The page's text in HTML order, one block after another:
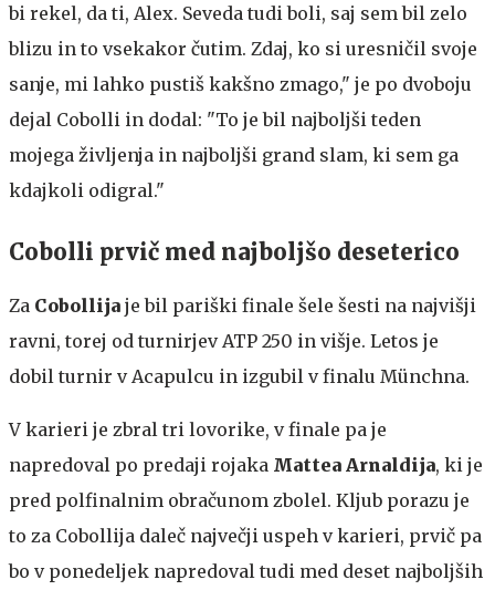
bi rekel, da ti, Alex. Seveda tudi boli, saj sem bil zelo
blizu in to vsekakor čutim. Zdaj, ko si uresničil svoje
sanje, mi lahko pustiš kakšno zmago," je po dvoboju
dejal Cobolli in dodal: "To je bil najboljši teden
mojega življenja in najboljši grand slam, ki sem ga
kdajkoli odigral."
Cobolli prvič med najboljšo deseterico
Za Cobollija je bil pariški finale šele šesti na najvišji
ravni, torej od turnirjev ATP 250 in višje. Letos je
dobil turnir v Acapulcu in izgubil v finalu Münchna.
V karieri je zbral tri lovorike, v finale pa je
napredoval po predaji rojaka Mattea Arnaldija, ki je
pred polfinalnim obračunom zbolel. Kljub porazu je
to za Cobollija daleč največji uspeh v karieri, prvič pa
bo v ponedeljek napredoval tudi med deset najboljših